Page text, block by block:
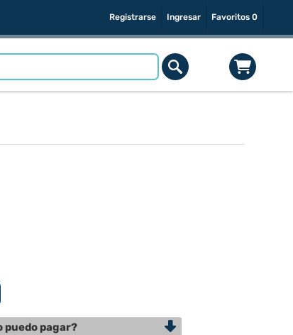
Registrarse Ingresar Favoritos 0
puedo pagar?